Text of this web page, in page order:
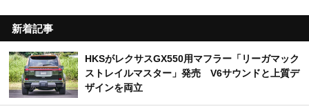
新着記事
HKSがレクサスGX550用マフラー「リーガマック
ストレイルマスター」発売 V6サウンドと上質デ
ザインを両立